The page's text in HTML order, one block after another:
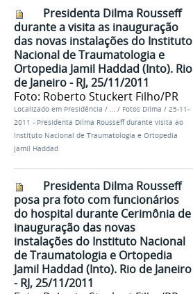
Presidenta Dilma Rousseff
durante a visita as inauguração
das novas instalações do Instituto
Nacional de Traumatologia e
Ortopedia Jamil Haddad (Into). Rio
de Janeiro - RJ, 25/11/2011
Foto: Roberto Stuckert Filho/PR
Localizado em Presidência / … / Fotos Dilma / 25-11-
2011 - Presidenta Dilma Rousseff durante visita ao
Instituto Nacional de Traumatologia e Ortopedia
Jamil Haddad
Presidenta Dilma Rousseff
posa pra foto com funcionários
do hospital durante Cerimônia de
inauguração das novas
instalações do Instituto Nacional
de Traumatologia e Ortopedia
Jamil Haddad (Into). Rio de Janeiro
- RJ, 25/11/2011